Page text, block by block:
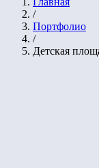
/
Портфолио
/
Детская